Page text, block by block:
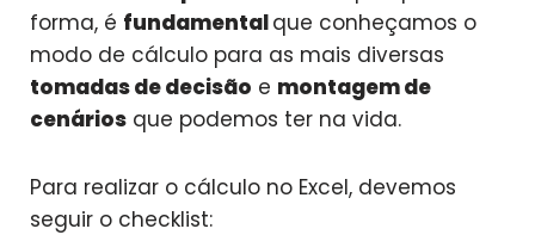
forma, é fundamentalque conheçamos o
modo de cálculo para as mais diversas
tomadas de decisão e montagem de
cenários que podemos ter na vida.
Para realizar o cálculo no Excel, devemos
seguir o checklist: